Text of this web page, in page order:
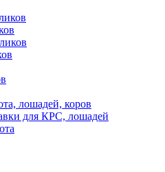
лошадей, коров
для КРС, лошадей